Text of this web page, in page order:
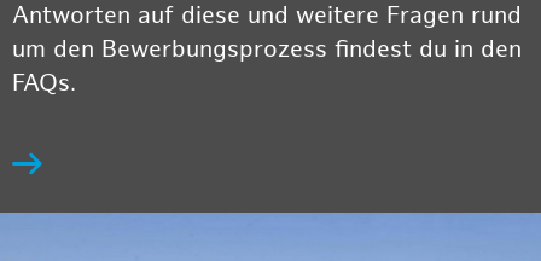
Antworten auf diese und weitere Fragen rund
um den Bewerbungsprozess findest du in den
FAQs.